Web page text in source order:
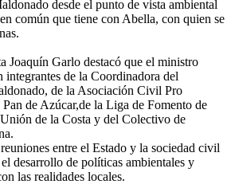
desde el punto de vista ambiental
común que tiene con Abella, con quien se
Joaquín Garlo destacó que el ministro
integrantes de la Coordinadora del
de la Asociación Civil Pro
de Azúcar,de la Liga de Fomento de
de la Costa y del Colectivo de
entre el Estado y la sociedad civil
desarrollo de políticas ambientales y
las realidades locales.